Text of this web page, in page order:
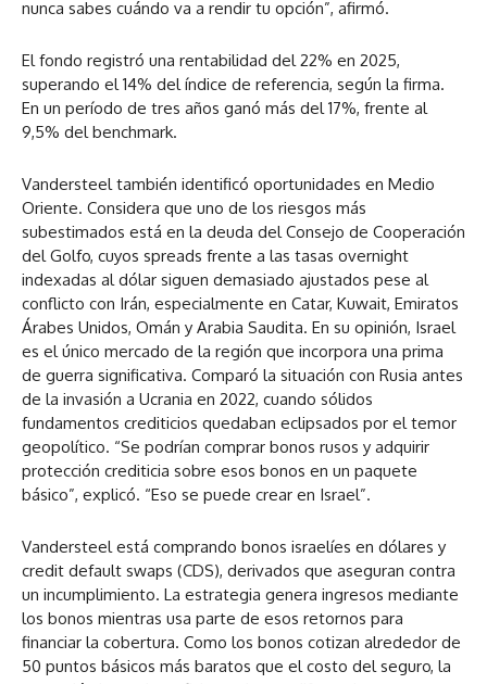
nunca sabes cuándo va a rendir tu opción”, afirmó.
El fondo registró una rentabilidad del 22% en 2025,
superando el 14% del índice de referencia, según la firma.
En un período de tres años ganó más del 17%, frente al
9,5% del benchmark.
Vandersteel también identificó oportunidades en Medio
Oriente. Considera que uno de los riesgos más
subestimados está en la deuda del Consejo de Cooperación
del Golfo, cuyos spreads frente a las tasas overnight
indexadas al dólar siguen demasiado ajustados pese al
conflicto con Irán, especialmente en Catar, Kuwait, Emiratos
Árabes Unidos, Omán y Arabia Saudita. En su opinión, Israel
es el único mercado de la región que incorpora una prima
de guerra significativa. Comparó la situación con Rusia antes
de la invasión a Ucrania en 2022, cuando sólidos
fundamentos crediticios quedaban eclipsados por el temor
geopolítico. “Se podrían comprar bonos rusos y adquirir
protección crediticia sobre esos bonos en un paquete
básico”, explicó. “Eso se puede crear en Israel”.
Vandersteel está comprando bonos israelíes en dólares y
credit default swaps (CDS), derivados que aseguran contra
un incumplimiento. La estrategia genera ingresos mediante
los bonos mientras usa parte de esos retornos para
financiar la cobertura. Como los bonos cotizan alrededor de
50 puntos básicos más baratos que el costo del seguro, la